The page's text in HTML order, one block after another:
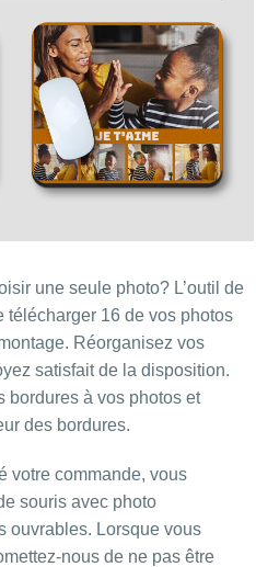
une seule photo? L’outil de
télécharger 16 de vos photos
Réorganisez vos
satisfait de la disposition.
bordures à vos photos et
des bordures.
votre commande, vous
souris avec photo
ouvrables. Lorsque vous
nous de ne pas être